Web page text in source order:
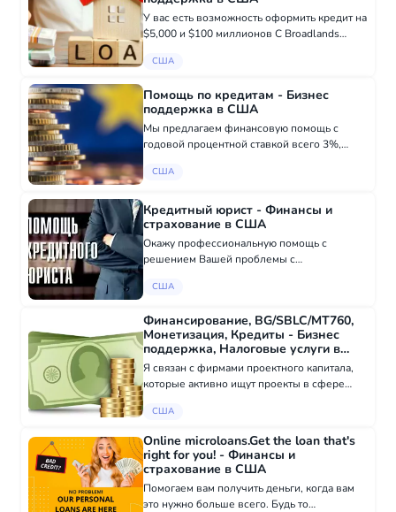
У вас есть возможность оформить кредит на
$5,000 и $100 миллионов С Broadlands
получить личный кредит и иметь его
следующий рабочий...
США
Помощь по кредитам - Бизнес
поддержка в США
Мы предлагаем финансовую помощь с
годовой процентной ставкой всего 3%,
Если вы ищете надежную компанию,
обеспечит вам быстрый с...
США
Кредитный юрист - Финансы и
страхование в США
Окажу профессиональную помощь с
решением Вашей проблемы с
меня более 10 лет опыта и я дорожу своим
предоставить бесплатную письменн...
США
Финансирование, BG/SBLC/MT760,
Монетизация, Кредиты - Бизнес
поддержка, Налоговые услуги в
США
Я связан с фирмами проектного капитала,
которые активно ищут проекты в сфере
общественной инфраструктуры,
промышленности, нефти и газа, эне...
США
Online microloans.Get the loan that's
right for you! - Финансы и
страхование в США
Помогаем вам получить деньги, когда вам
это нужно больше всего. Будь то